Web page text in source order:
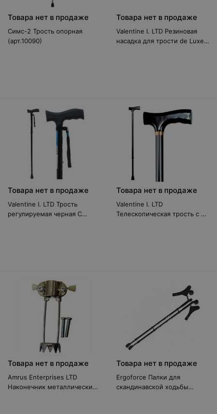
Товара нет в продаже
Симс-2 Трость опорная
(арт.10090)
Товара нет в продаже
Valentine I. LTD Резиновая
насадка для трости de Luxe,
Товара нет в продаже
Valentine I. LTD Трость
регулируемая черная C
Товара нет в продаже
Valentine I. LTD
Телескопическая трость с Т-
Товара нет в продаже
Amrus Enterprises LTD
Наконечник металлический
Товара нет в продаже
Ergoforce Палки для
скандинавской ходьбы